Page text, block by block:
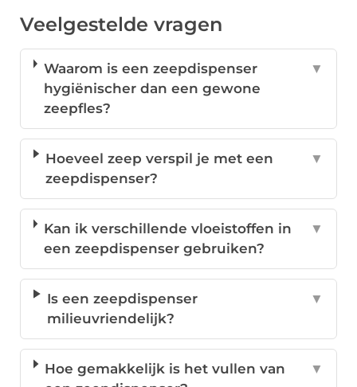
Veelgestelde vragen
Waarom is een zeepdispenser
hygiënischer dan een gewone
zeepfles?
▼
Hoeveel zeep verspil je met een
zeepdispenser?
▼
Kan ik verschillende vloeistoffen in
een zeepdispenser gebruiken?
▼
Is een zeepdispenser
milieuvriendelijk?
▼
Hoe gemakkelijk is het vullen van
▼